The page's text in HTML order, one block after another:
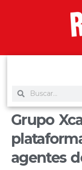
Grupo
agentes